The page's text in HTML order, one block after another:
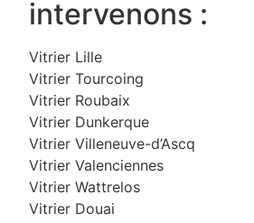
intervenons :
Vitrier Lille
Vitrier Tourcoing
Vitrier Roubaix
Vitrier Dunkerque
Vitrier Villeneuve-d’Ascq
Vitrier Valenciennes
Vitrier Wattrelos
Vitrier Douai